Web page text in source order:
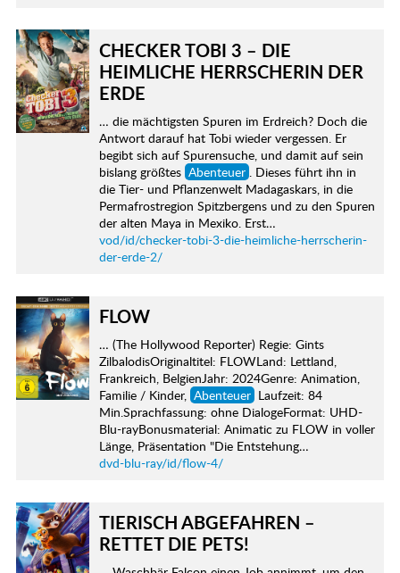
CHECKER TOBI 3 – DIE
HEIMLICHE HERRSCHERIN DER
ERDE
… die mächtigsten Spuren im Erdreich? Doch die
Antwort darauf hat Tobi wieder vergessen. Er
begibt sich auf Spurensuche, und damit auf sein
bislang größtes Abenteuer . Dieses führt ihn in
die Tier- und Pflanzenwelt Madagaskars, in die
Permafrostregion Spitzbergens und zu den Spuren
der alten Maya in Mexiko. Erst…
vod/id/checker-tobi-3-die-heimliche-herrscherin-
der-erde-2/
FLOW
… (The Hollywood Reporter) Regie: Gints
ZilbalodisOriginaltitel: FLOWLand: Lettland,
Frankreich, BelgienJahr: 2024Genre: Animation,
Familie / Kinder, Abenteuer Laufzeit: 84
Min.Sprachfassung: ohne DialogeFormat: UHD-
Blu-rayBonusmaterial: Animatic zu FLOW in voller
Länge, Präsentation "Die Entstehung…
dvd-blu-ray/id/flow-4/
TIERISCH ABGEFAHREN –
RETTET DIE PETS!